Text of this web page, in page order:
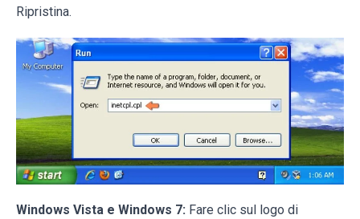
Ripristina.
Windows Vista e Windows 7: Fare clic sul logo di